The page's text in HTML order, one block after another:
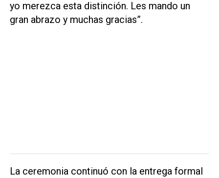
yo merezca esta distinción. Les mando un
gran abrazo y muchas gracias”.
La ceremonia continuó con la entrega formal